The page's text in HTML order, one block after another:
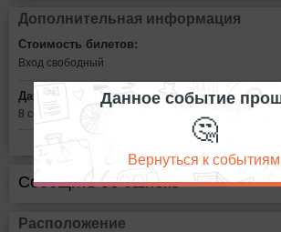
Дополнительная информация
Стоимость билетов:
Вход свободный
Дата:
8 сентября в 13:00
Сообщить об ошибке
Расположение
Данное событие
🤔
Вернуться к событиям